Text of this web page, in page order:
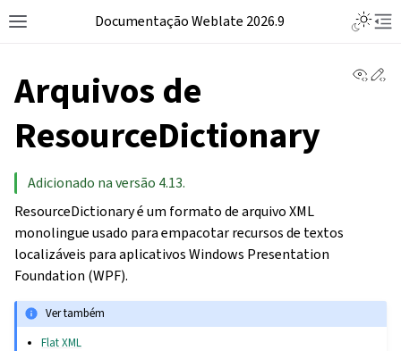
Documentação Weblate 2026.9
Arquivos de
ResourceDictionary
Adicionado na versão 4.13.
ResourceDictionary é um formato de arquivo XML
monolingue usado para empacotar recursos de textos
localizáveis para aplicativos Windows Presentation
Foundation (WPF).
Ver também
Flat XML